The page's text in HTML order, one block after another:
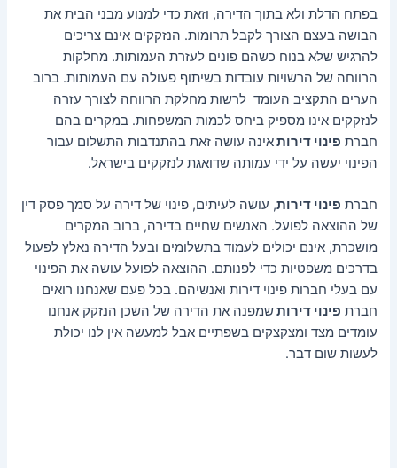
בפתח הדלת ולא בתוך הדירה, וזאת כדי למנוע מבני הבית את
הבושה בעצם הצורך לקבל תרומות. הנזקקים אינם צריכים
להרגיש שלא בנוח כשהם פונים לעזרת העמותות. מחלקות
הרווחה של הרשויות עובדות בשיתוף פעולה עם העמותות. ברוב
הערים התקציב העומד לרשות מחלקת הרווחה לצורך עזרה
לנזקקים אינו מספיק ביחס לכמות המשפחות. במקרים בהם
חברת פינוי דירותאינה עושה זאת בהתנדבות התשלום עבור
הפינוי יעשה על ידי עמותה שדואגת לנזקקים בישראל.
חברת פינוי דירות, עושה לעיתים, פינוי של דירה על סמך פסק דין
של ההוצאה לפועל. האנשים שחיים בדירה, ברוב המקרים
מושכרת, אינם יכולים לעמוד בתשלומים ובעל הדירה נאלץ לפעול
בדרכים משפטיות כדי לפנותם. ההוצאה לפועל עושה את הפינוי
עם בעלי חברות פינוי דירות ואנשיהם. בכל פעם שאנחנו רואים
חברת פינוי דירותשמפנה את הדירה של השכן הנזקק אנחנו
עומדים מצד ומצקצקים בשפתיים אבל למעשה אין לנו יכולת
לעשות שום דבר.